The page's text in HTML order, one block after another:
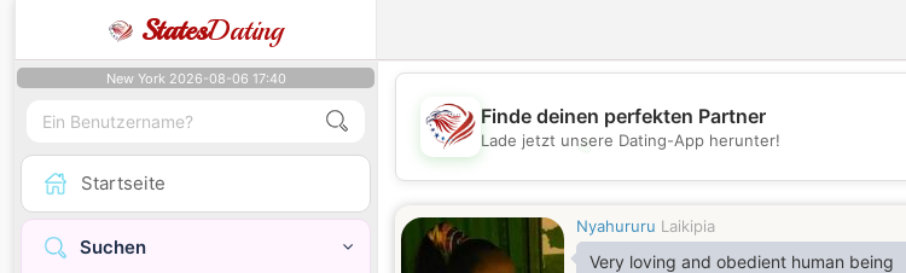
StatesDating
New York 2026-08-06 17:40
Startseite
Suchen
💖
Finde deinen perfekten Partner
Lade jetzt unsere Dating-App herunter!
Nyahururu Laikipia
Very loving and obedient human being